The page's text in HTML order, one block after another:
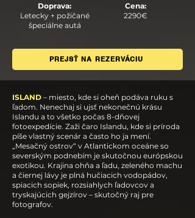
Doprava:
Letecky + požičané
špeciálne autá
Cena:
2290€
PREJSŤ NA REZERVÁCIU
ISLAND – miesto, kde si oheň podáva ruku s
ľadom. Nenechaj si ujsť nekonečnú krásu
Islandu a to všetko počas 8-dňovej
fotoexpedície. Zaži čaro Islandu, kde si príroda
píše vlastný scenár a často ho ja mení.
„Mesačný ostrov“ v Atlantickom oceáne so
severským podnebím je skutočnou európskou
exotikou. Krajina ohňa a ľadu, zeleného machu
a čiernej lávy je plná hučiacich vodopádov,
spiacich sopiek, rozsiahlych ľadovcov a
tryskajúcich gejzírov – skutočný raj pre
fotografov.